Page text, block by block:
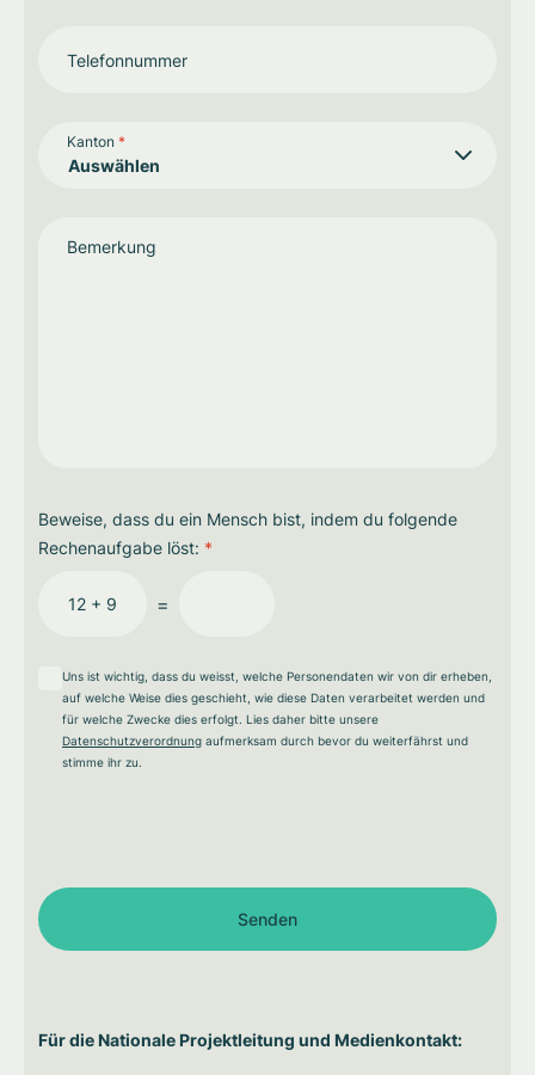
Telefonnummer
Kanton *
Bemerkung
Beweise, dass du ein Mensch bist, indem du folgende
Rechenaufgabe löst: *
12 + 9 =
Uns ist wichtig, dass du weisst, welche Personendaten wir von dir erheben,
auf welche Weise dies geschieht, wie diese Daten verarbeitet werden und
für welche Zwecke dies erfolgt. Lies daher bitte unsere
Datenschutzverordnung aufmerksam durch bevor du weiterfährst und
stimme ihr zu.
Senden
Für die Nationale Projektleitung und Medienkontakt: